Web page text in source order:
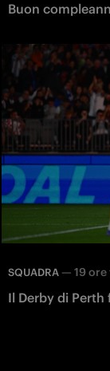
Buon
SQUADRA — 19 ore
Il Derby di Perth